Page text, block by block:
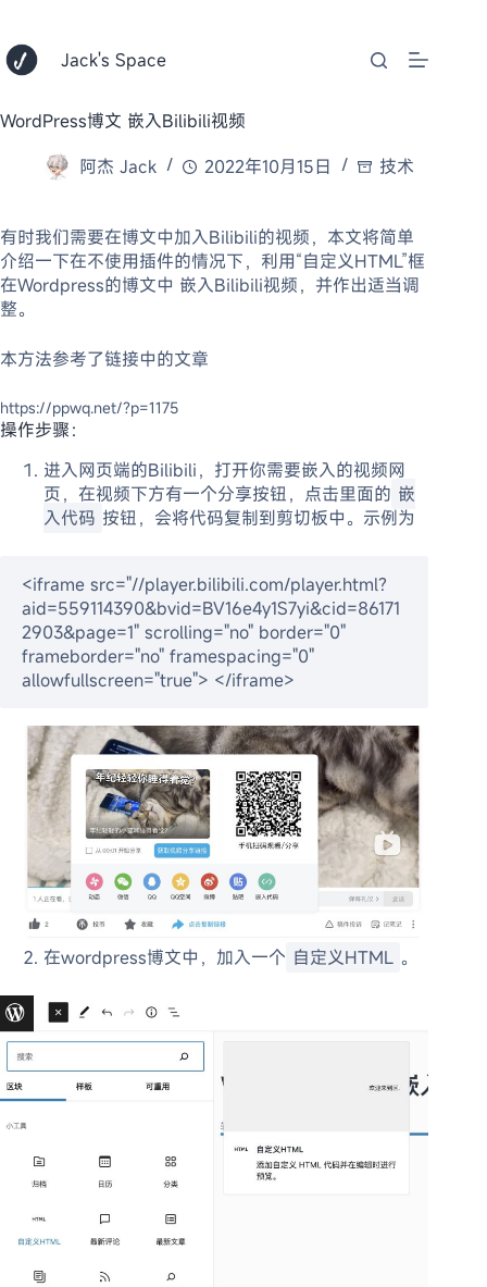
内
Jack's Space
WordPress博文 嵌入Bilibili视频
阿杰 Jack
2022年10月15日 技术
有时我们需要在博文中加入Bilibili的视频，本文将简单
介绍一下在不使用插件的情况下，利用“自定义HTML”框
在Wordpress的博文中 嵌入Bilibili视频，并作出适当调
整。
本方法参考了链接中的文章
https://ppwq.net/?p=1175
操作步骤：
进入网页端的Bilibili，打开你需要嵌入的视频网
页，在视频下方有一个分享按钮，点击里面的 嵌
入代码 按钮，会将代码复制到剪切板中。示例为
<iframe src="//player.bilibili.com/player.html?
aid=559114390&bvid=BV16e4y1S7yi&cid=86171
2903&page=1" scrolling="no" border="0"
frameborder="no" framespacing="0"
allowfullscreen="true"> </iframe>
在wordpress博文中，加入一个 自定义HTML 。